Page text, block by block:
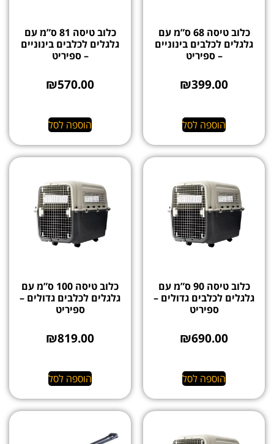
כלוב טיסה 68 ס”מ עם
גלגלים לכלבים בינוניים
– ספיריט
₪399.00
הוספה לסל
כלוב טיסה 81 ס”מ עם
גלגלים לכלבים בינוניים
– ספיריט
₪570.00
הוספה לסל
כלוב טיסה 90 ס”מ עם
גלגלים לכלבים גדולים –
ספיריט
₪690.00
הוספה לסל
כלוב טיסה 100 ס”מ עם
גלגלים לכלבים גדולים –
ספיריט
₪819.00
הוספה לסל